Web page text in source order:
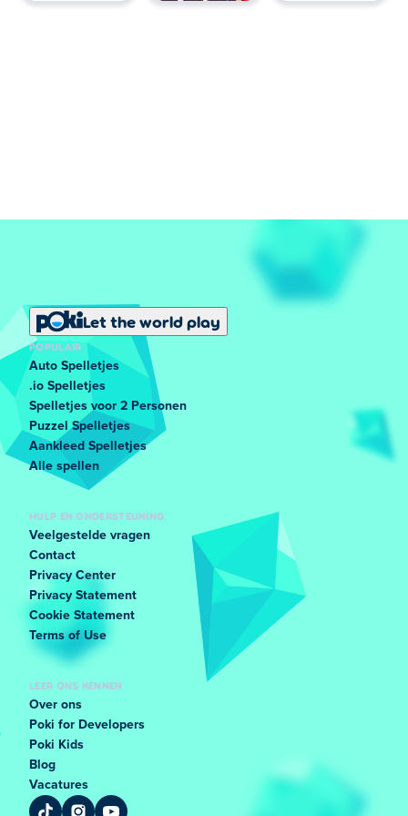
Let the world play
POPULAIR
Auto Spelletjes
.io Spelletjes
Spelletjes voor 2 Personen
Puzzel Spelletjes
Aankleed Spelletjes
Alle spellen
HULP EN ONDERSTEUNING
Veelgestelde vragen
Contact
Privacy Center
Privacy Statement
Cookie Statement
Terms of Use
LEER ONS KENNEN
Over ons
Poki for Developers
Poki Kids
Blog
Vacatures